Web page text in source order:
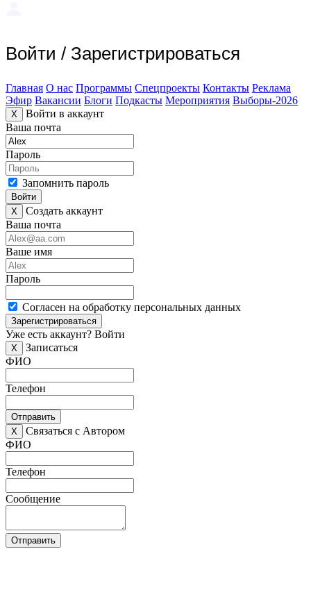
Войти / Зарегистрироваться
Главная О нас Программы Спецпроекты Контакты Реклама
Эфир Вакансии Блоги Подкасты Мероприятия Выборы-2026
X
Войти в аккаунт
Ваша почта
Пароль
Запомнить пароль
Войти
X
Создать аккаунт
Ваша почта
Ваше имя
Пароль
Согласен на обработку персональных данных
Зарегистрироваться
Уже есть аккаунт? Войти
X
Записаться
ФИО
Телефон
Отправить
X
Связаться с Автором
ФИО
Телефон
Сообщение
Отправить